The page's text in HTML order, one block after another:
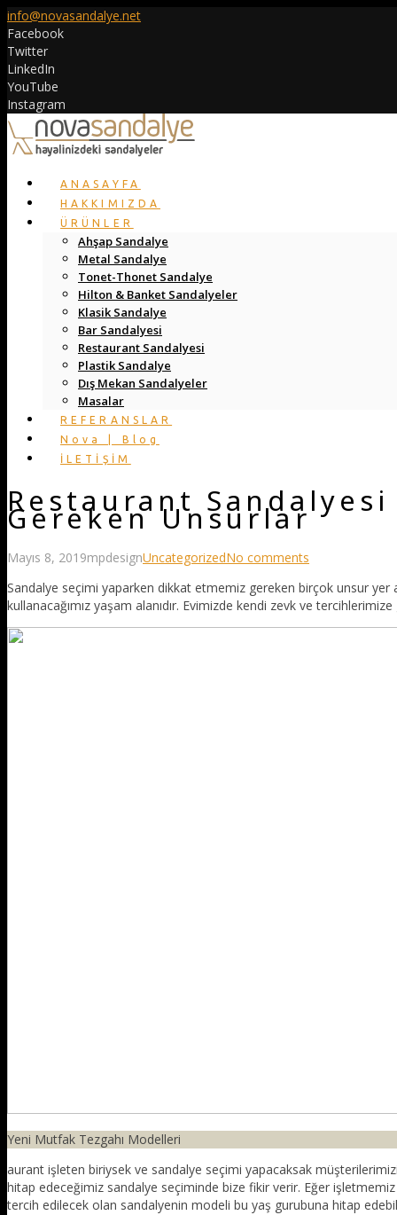
info@novasandalye.net
Facebook
Twitter
LinkedIn
YouTube
Instagram
ANASAYFA
HAKKIMIZDA
ÜRÜNLER
Ahşap Sandalye
Metal Sandalye
Tonet-Thonet Sandalye
Hilton & Banket Sandalyeler
Klasik Sandalye
Bar Sandalyesi
Restaurant Sandalyesi
Plastik Sandalye
Dış Mekan Sandalyeler
Masalar
REFERANSLAR
Nova | Blog
İLETİŞİM
Restaurant
Gereken Unsurlar
Mayıs 8, 2019mpdesignUncategorizedNo comments
Sandalye seçimi yaparken dikkat etmemiz gereken birçok unsur
kullanacağımız yaşam alanıdır. Evimizde kendi zevk ve
Yeni Mutfak Tezgahı Modelleri
aurant işleten biriysek ve sandalye seçimi yapacaksak
hitap edeceğimiz sandalye seçiminde bize fikir verir. Eğer
tercih edilecek olan sandalyenin modeli bu yaş gurubuna hitap